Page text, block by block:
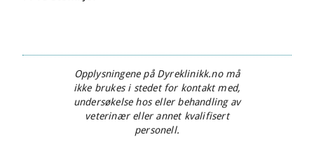
Opplysningene på Dyreklinikk.no må
ikke brukes i stedet for kontakt med,
undersøkelse hos eller behandling av
veterinær eller annet kvalifisert
personell.